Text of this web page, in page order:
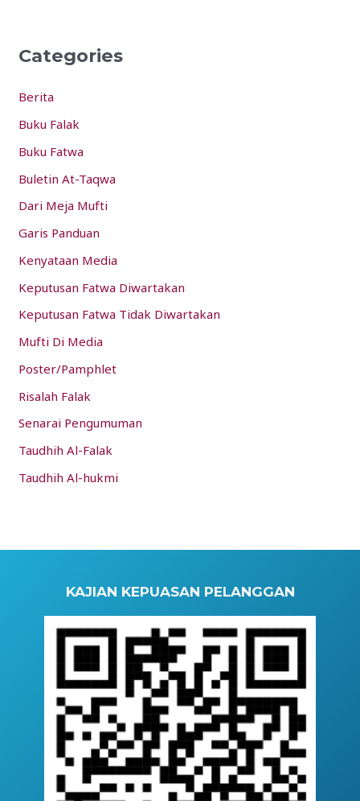
c
f
o
r
:
Categories
Berita
Buku Falak
Buku Fatwa
Buletin At-Taqwa
Dari Meja Mufti
Garis Panduan
Kenyataan Media
Keputusan Fatwa Diwartakan
Keputusan Fatwa Tidak Diwartakan
Mufti Di Media
Poster/Pamphlet
Risalah Falak
Senarai Pengumuman
Taudhih Al-Falak
Taudhih Al-hukmi
KAJIAN KEPUASAN PELANGGAN